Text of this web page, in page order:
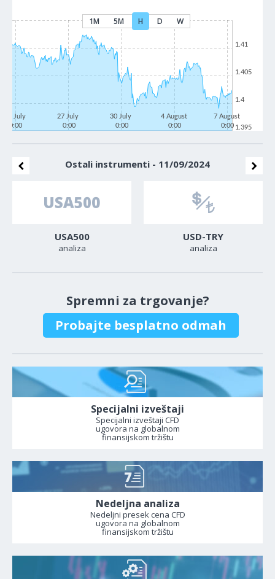
1M 5M H D W
22 July
0:00
27 July
0:00
30 July
0:00
4 August
0:00
7 August
0:00 1.395
1.4
1.405
1.41
Ostali instrumenti - 11/09/2024
USA500
analiza
USD-TRY
analiza
Spremni za trgovanje?
Probajte besplatno odmah
Specijalni izveštaji
Specijalni izveštaji CFD
ugovora na globalnom
finansijskom tržištu
Nedeljna analiza
Nedeljni presek cena CFD
ugovora na globalnom
finansijskom tržištu